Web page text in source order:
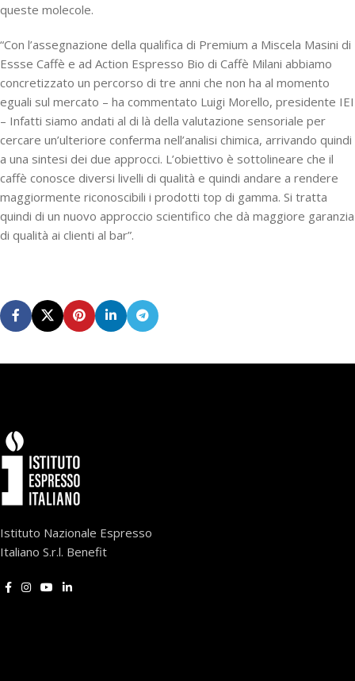
queste molecole.
“Con l’assegnazione della qualifica di Premium a Miscela Masini di
Essse Caffè e ad Action Espresso Bio di Caffè Milani abbiamo
concretizzato un percorso di tre anni che non ha al momento
eguali sul mercato – ha commentato Luigi Morello, presidente IEI
– Infatti siamo andati al di là della valutazione sensoriale per
cercare un’ulteriore conferma nell’analisi chimica, arrivando quindi
a una sintesi dei due approcci. L’obiettivo è sottolineare che il
caffè conosce diversi livelli di qualità e quindi andare a rendere
maggiormente riconoscibili i prodotti top di gamma. Si tratta
quindi di un nuovo approccio scientifico che dà maggiore garanzia
di qualità ai clienti al bar”.
Istituto Nazionale Espresso
Italiano S.r.l. Benefit